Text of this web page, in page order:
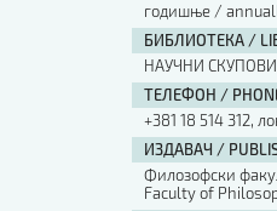
годишње /
БИБЛИОТЕКА /
НАУЧНИ СКУПОВИ
ТЕЛЕФОН /
+381 18 514 312,
ИЗДАВАЧ /
Филозофски
Faculty of